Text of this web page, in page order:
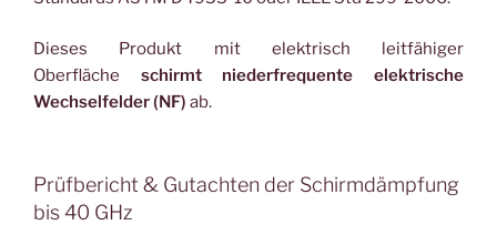
Dieses Produkt mit elektrisch leitfähiger
Oberfläche schirmt niederfrequente elektrische
Wechselfelder (NF) ab.
Prüfbericht & Gutachten der Schirmdämpfung
bis 40 GHz